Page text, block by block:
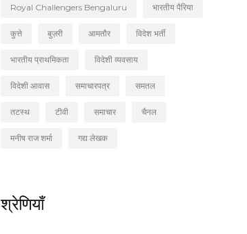
Royal Challengers Bengaluru भारतीय पैरिया
कुत्ते बुज़री आमतौर विदेश भर्ती
भारतीय प्राथमिकता विदेशी व्यवसाय
विदेशी आवास समाचारपत्र समतल
तटस्थ टीवी समाचार चैनल
मनीष राज शर्मा गद्य लेखक
श्रेणियाँ